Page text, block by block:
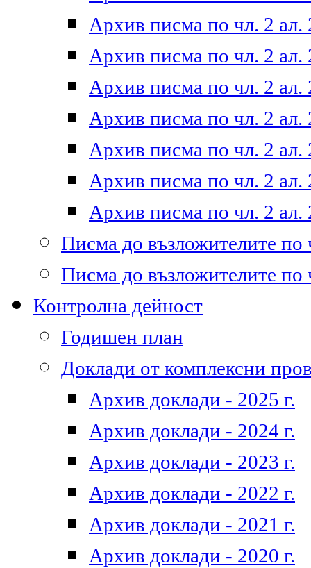
Архив писма по чл. 2 ал.
Архив писма по чл. 2 ал.
Архив писма по чл. 2 ал.
Архив писма по чл. 2 ал.
Архив писма по чл. 2 ал.
Архив писма по чл. 2 ал.
Архив писма по чл. 2 ал.
Писма до възложителите по
Писма до възложителите по
Контролна дейност
Годишен план
Доклади от комплексни
Архив доклади - 2025 г.
Архив доклади - 2024 г.
Архив доклади - 2023 г.
Архив доклади - 2022 г.
Архив доклади - 2021 г.
Архив доклади - 2020 г.